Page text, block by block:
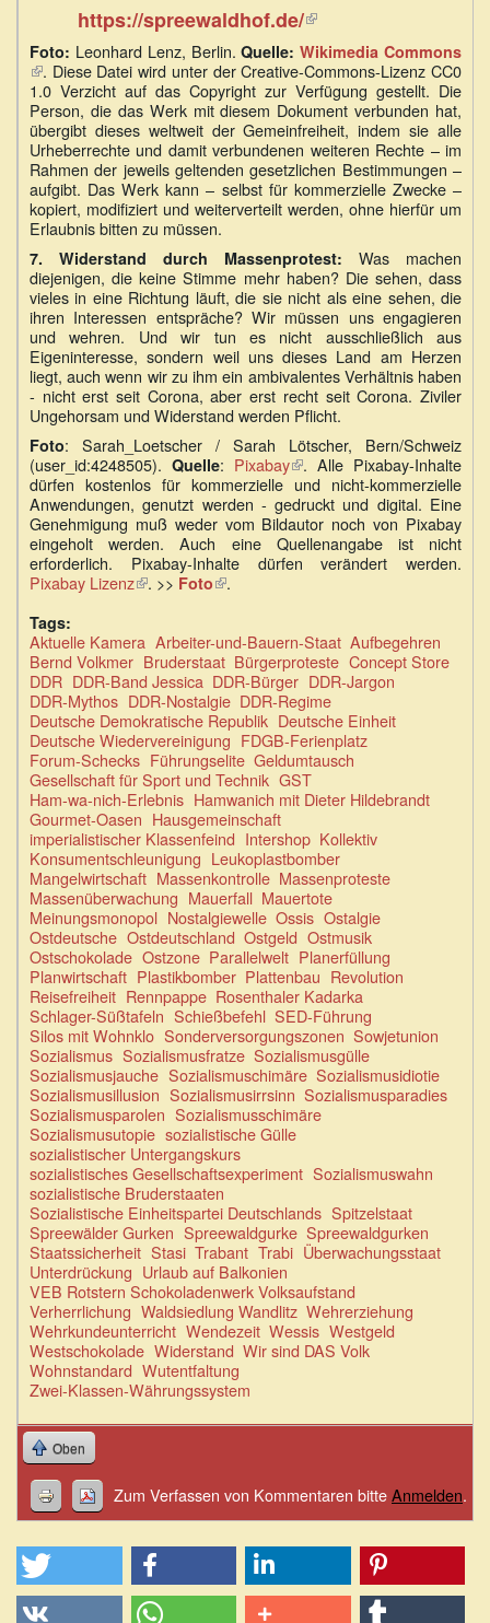
https://spreewaldhof.de/(Link
ist
extern)
Foto: Leonhard Lenz, Berlin.Quelle: Wikimedia Commons
(Link
ist
extern)
. Diese Datei wird unter der Creative-Commons-Lizenz CC0
1.0 Verzicht auf das Copyright zur Verfügung gestellt. Die
Person, die das Werk mit diesem Dokument verbunden hat,
übergibt dieses weltweit der Gemeinfreiheit, indem sie alle
Urheberrechte und damit verbundenen weiteren Rechte – im
Rahmen der jeweils geltenden gesetzlichen Bestimmungen –
aufgibt. Das Werk kann – selbst für kommerzielle Zwecke –
kopiert, modifiziert und weiterverteilt werden, ohne hierfür um
Erlaubnis bitten zu müssen.
7. Widerstand durch Massenprotest: Was machen
diejenigen, die keine Stimme mehr haben? Die sehen, dass
vieles in eine Richtung läuft, die sie nicht als eine sehen, die
ihren Interessen entspräche? Wir müssen uns engagieren
und wehren. Und wir tun es nicht ausschließlich aus
Eigeninteresse, sondern weil uns dieses Land am Herzen
liegt, auch wenn wir zu ihm ein ambivalentes Verhältnis haben
- nicht erst seit Corona, aber erst recht seit Corona. Ziviler
Ungehorsam und Widerstand werden Pflicht.
Foto: Sarah_Loetscher / Sarah Lötscher, Bern/Schweiz
(user_id:4248505). Quelle: Pixabay(Link
ist
extern)
. Alle Pixabay-Inhalte
dürfen kostenlos für kommerzielle und nicht-kommerzielle
Anwendungen, genutzt werden - gedruckt und digital. Eine
Genehmigung muß weder vom Bildautor noch von Pixabay
eingeholt werden. Auch eine Quellenangabe ist nicht
erforderlich. Pixabay-Inhalte dürfen verändert werden.
Pixabay Lizenz(Link
. >> Foto(Link
.
Tags:
Aktuelle Kamera Arbeiter-und-Bauern-Staat Aufbegehren
Bernd Volkmer Bruderstaat Bürgerproteste Concept Store
DDR DDR-Band Jessica DDR-Bürger DDR-Jargon
DDR-Mythos DDR-Nostalgie DDR-Regime
Deutsche Demokratische Republik Deutsche Einheit
Deutsche Wiedervereinigung FDGB-Ferienplatz
Forum-Schecks Führungselite Geldumtausch
Gesellschaft für Sport und Technik GST
Ham-wa-nich-Erlebnis Hamwanich mit Dieter Hildebrandt
Gourmet-Oasen Hausgemeinschaft
imperialistischer Klassenfeind Intershop Kollektiv
Konsumentschleunigung Leukoplastbomber
Mangelwirtschaft Massenkontrolle Massenproteste
Massenüberwachung Mauerfall Mauertote
Meinungsmonopol Nostalgiewelle Ossis Ostalgie
Ostdeutsche Ostdeutschland Ostgeld Ostmusik
Ostschokolade Ostzone Parallelwelt Planerfüllung
Planwirtschaft Plastikbomber Plattenbau Revolution
Reisefreiheit Rennpappe Rosenthaler Kadarka
Schlager-Süßtafeln Schießbefehl SED-Führung
Silos mit Wohnklo Sonderversorgungszonen Sowjetunion
Sozialismus Sozialismusfratze Sozialismusgülle
Sozialismusjauche Sozialismuschimäre Sozialismusidiotie
Sozialismusillusion Sozialismusirrsinn Sozialismusparadies
Sozialismusparolen Sozialismusschimäre
Sozialismusutopie sozialistische Gülle
sozialistischer Untergangskurs
sozialistisches Gesellschaftsexperiment Sozialismuswahn
sozialistische Bruderstaaten
Sozialistische Einheitspartei Deutschlands Spitzelstaat
Spreewälder Gurken Spreewaldgurke Spreewaldgurken
Staatssicherheit Stasi Trabant Trabi Überwachungsstaat
Unterdrückung Urlaub auf Balkonien
VEB Rotstern Schokoladenwerk Volksaufstand
Verherrlichung Waldsiedlung Wandlitz Wehrerziehung
Wehrkundeunterricht Wendezeit Wessis Westgeld
Westschokolade Widerstand Wir sind DAS Volk
Wohnstandard Wutentfaltung
Zwei-Klassen-Währungssystem
Oben
Zum Verfassen von Kommentaren bitteAnmelden.